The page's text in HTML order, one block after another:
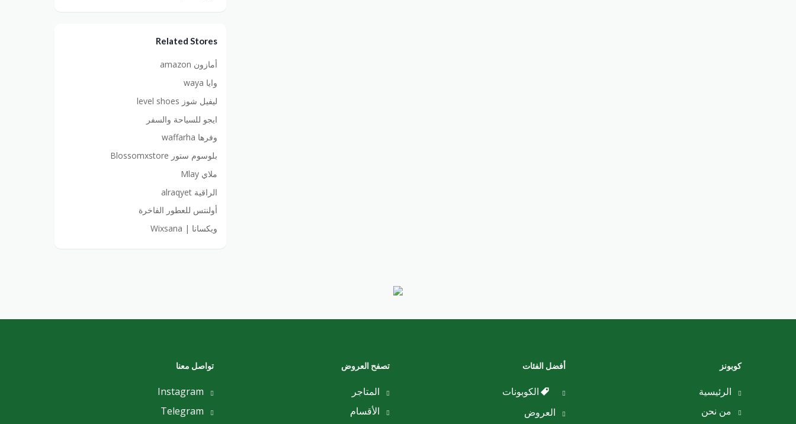
Related Stores
أمازون amazon
وايا waya
ليفيل شوز level shoes
ايجو للسياحة والسفر
وفرها waffarha
بلوسوم ستور Blossomxstore
ملاي Mlay
الراقية alraqyet
أولنتس للعطور الفاخرة
ويكسانا | Wixsana
كوبونز
الرئيسية
من نحن
أفضل الفئات
الكوبونات
العروض
تصفح العروض
المتاجر
الأقسام
تواصل معنا
Instagram
Telegram